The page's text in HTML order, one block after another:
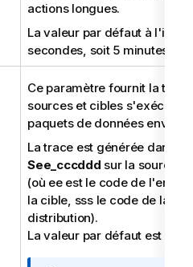
actions longues.
La valeur par défaut à
secondes, soit 5 minutes.
Ce paramètre fournit la
sources et cibles
paquets de données
La trace est générée dans
See_cccddd sur la source et
(où ee est le code de
la cible, sss le code de la
distribution).
La valeur par défaut est